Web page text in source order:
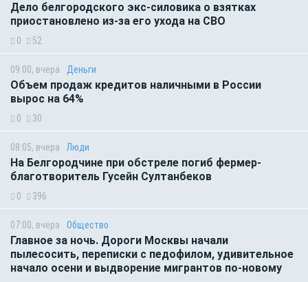
Дело белгородского экс-силовика о взятках
приостановлено из-за его ухода на СВО
0 52
09:00, вчера Деньги
Объем продаж кредитов наличными в России
вырос на 64%
0 30
08:05, вчера Люди
На Белгородчине при обстреле погиб фермер-
благотворитель Гусейн Султанбеков
0 396
07:00, вчера Общество
Главное за ночь. Дороги Москвы начали
пылесосить, переписки с педофилом, удивительное
начало осени и выдворение мигрантов по-новому